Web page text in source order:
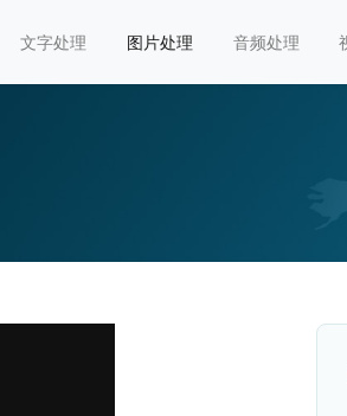
文字处理 图片处理 音频处理